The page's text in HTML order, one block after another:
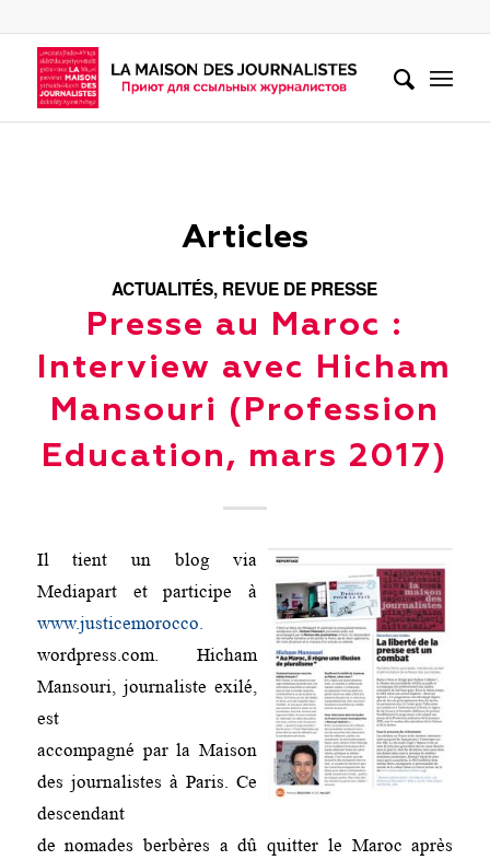
Articles
ACTUALITÉS, REVUE DE PRESSE
Presse au Maroc :
Interview avec Hicham
Mansouri (Profession
Education, mars 2017)
Il tient un blog via
Mediapart et participe à
www.justicemorocco.
wordpress.com. Hicham
Mansouri, journaliste exilé,
est
accompagné par la Maison
des journalistes à Paris. Ce
descendant
de nomades berbères a dû quitter le Maroc après